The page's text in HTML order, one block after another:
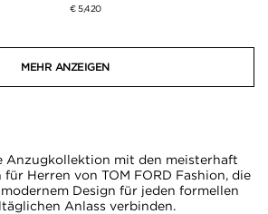
€ 5,420
MEHR ANZEIGEN
Anzugkollektion mit den meisterhaft
Herren von TOM FORD Fashion, die
Design für jeden formellen
Anlass verbinden.